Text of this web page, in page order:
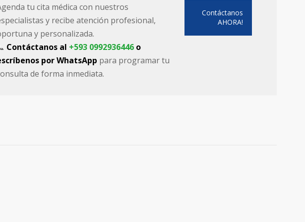
tu cita médica con nuestros
y recibe atención profesional,
y personalizada.
Contáctanos al +593 0992936446 o
por WhatsApp para programar tu
de forma inmediata.
Contáctanos
AHORA!